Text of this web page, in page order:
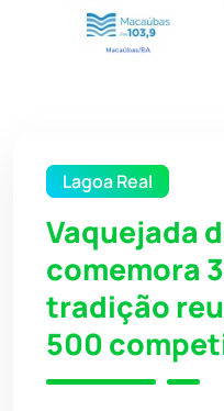
Lagoa Real
Vaquejada
comemora
tradição
500